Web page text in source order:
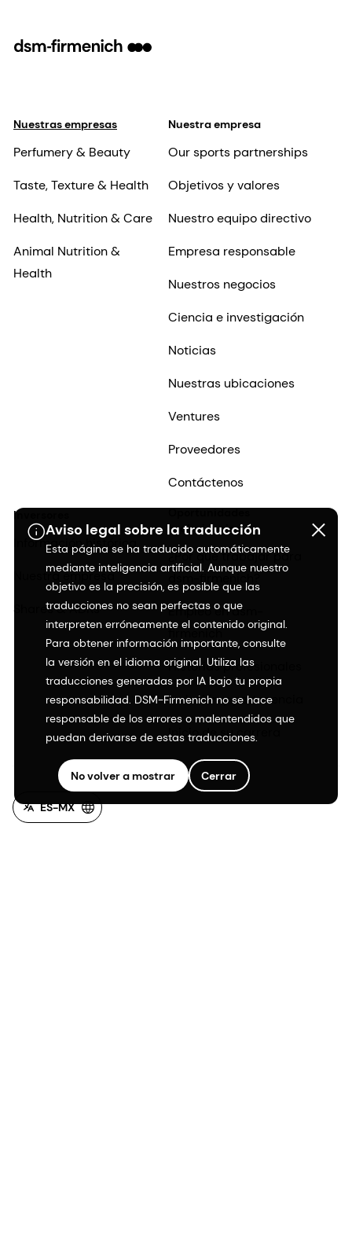
Aviso legal sobre la traducción
Esta página se ha traducido automáticamente
mediante inteligencia artificial. Aunque nuestro
objetivo es la precisión, es posible que las
traducciones no sean perfectas o que
interpreten erróneamente el contenido original.
Para obtener información importante, consulte
la versión en el idioma original. Utiliza las
traducciones generadas por IA bajo tu propia
responsabilidad. DSM-Firmenich no se hace
responsable de los errores o malentendidos que
puedan derivarse de estas traducciones.
No volver a mostrar Cerrar
Nuestras empresas
Perfumery & Beauty
Taste, Texture & Health
Health, Nutrition & Care
Animal Nutrition &
Health
Nuestra empresa
Our sports partnerships
Objetivos y valores
Nuestro equipo directivo
Empresa responsable
Nuestros negocios
Ciencia e investigación
Noticias
Nuestras ubicaciones
Ventures
Proveedores
Contáctenos
Inversores
Información histórica
Nuestra empresa
Shares & ADRs
Oportunidades
profesionales
¿Por qué trabajar para
dsm-firmenich?
Empleo en dsm-
firmenich
Historias profesionales
Inclusión y pertenencia
Inicio de su carrera
ES-MX